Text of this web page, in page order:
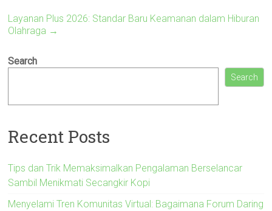
Layanan Plus 2026: Standar Baru Keamanan dalam Hiburan
Olahraga →
Search
Search
Recent Posts
Tips dan Trik Memaksimalkan Pengalaman Berselancar
Sambil Menikmati Secangkir Kopi
Menyelami Tren Komunitas Virtual: Bagaimana Forum Daring